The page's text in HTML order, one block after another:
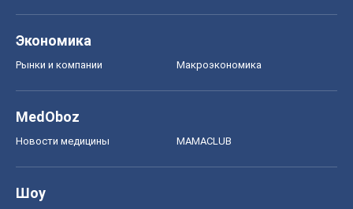
Экономика
Рынки и компании Mакроэкономика
MedOboz
Новости медицины MAMACLUB
Шоу